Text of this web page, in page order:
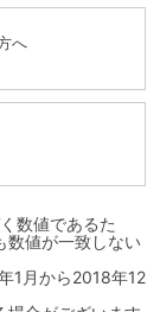
へ
数値であるた
数値が一致しない
1月から2018年12